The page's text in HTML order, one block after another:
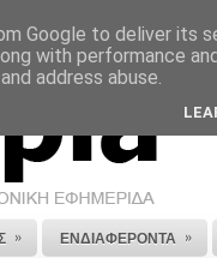
ΕΠΙΚΟΙΝΩΝΙΑ ΣΤΕΙΛΕ ΜΑΣ
» ΕΝΔΙΑΦΕΡΟΝΤΑ »
Google to deliver its
with performance
address abuse.